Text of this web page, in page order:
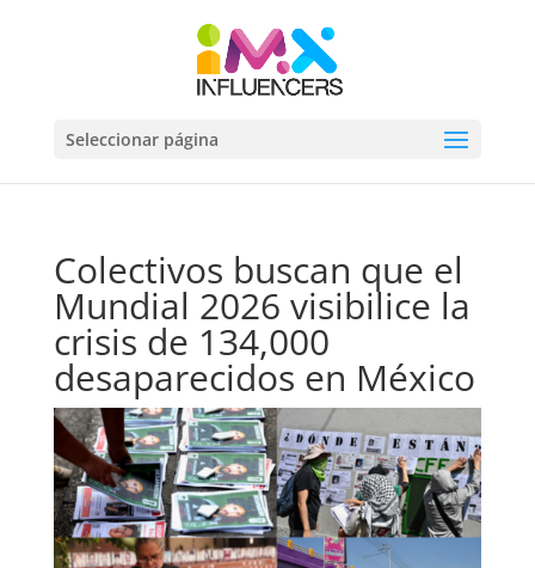
Seleccionar página
Colectivos buscan que el
Mundial 2026 visibilice la
crisis de 134,000
desaparecidos en México